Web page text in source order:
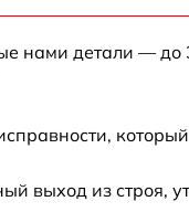
iPF TX-
нами детали — до
из строя,